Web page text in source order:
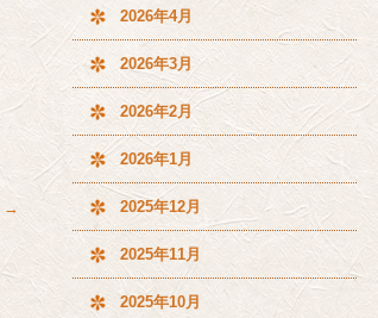
→
2026年4月
2026年3月
2026年2月
2026年1月
2025年12月
2025年11月
2025年10月